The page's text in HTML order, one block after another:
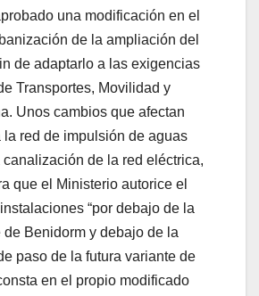
una modificación en el
de la ampliación del
de adaptarlo a las exigencias
Transportes, Movilidad y
Unos cambios que afectan
la red de impulsión de aguas
de la red eléctrica,
que el Ministerio autorice el
“por debajo de la
Benidorm y debajo de la
paso de la futura variante de
en el propio modificado